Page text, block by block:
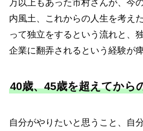
万以上もあった市村さんが、今
内風土、これからの人生を考え
って独立をするという流れと、
企業に翻弄されるという経験が痺
40歳、45歳を超えてから
自分がやりたいと思うこと、自